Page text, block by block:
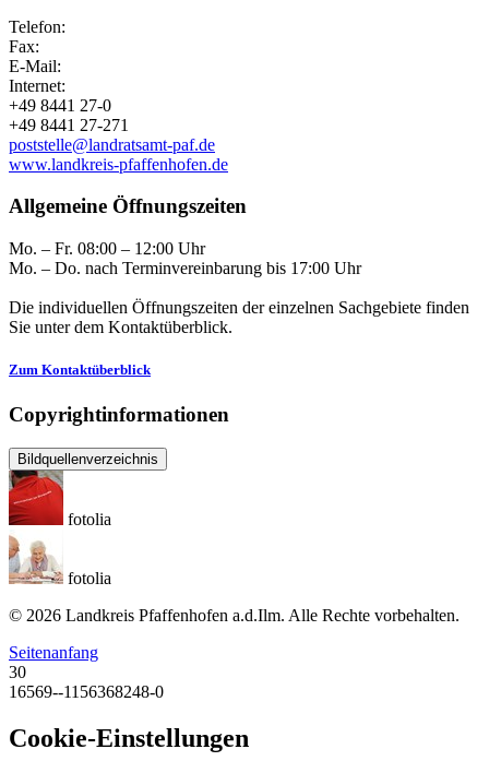
Telefon:
Fax:
E-Mail:
Internet:
+49 8441 27-0
+49 8441 27-271
poststelle@landratsamt-paf.de
www.landkreis-pfaffenhofen.de
Allgemeine Öffnungszeiten
Mo. – Fr. 08:00 – 12:00 Uhr
Mo. – Do. nach Terminvereinbarung bis 17:00 Uhr
Die individuellen Öffnungszeiten der einzelnen Sachgebiete finden
Sie unter dem Kontaktüberblick.
Zum Kontaktüberblick
Copyrightinformationen
Bildquellenverzeichnis
fotolia
fotolia
© 2026 Landkreis Pfaffenhofen a.d.Ilm. Alle Rechte vorbehalten.
Seitenanfang
30
16569--1156368248-0
Cookie-Einstellungen